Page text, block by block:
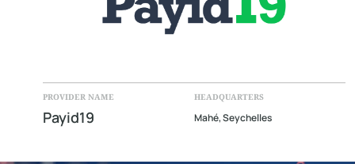
PROVIDER NAME
Payid19
HEADQUARTERS
Mahé, Seychelles